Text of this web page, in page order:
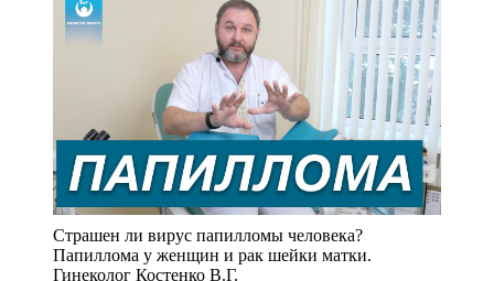
Страшен ли вирус папилломы человека?
Папиллома у женщин и рак шейки матки.
Гинеколог Костенко В.Г.